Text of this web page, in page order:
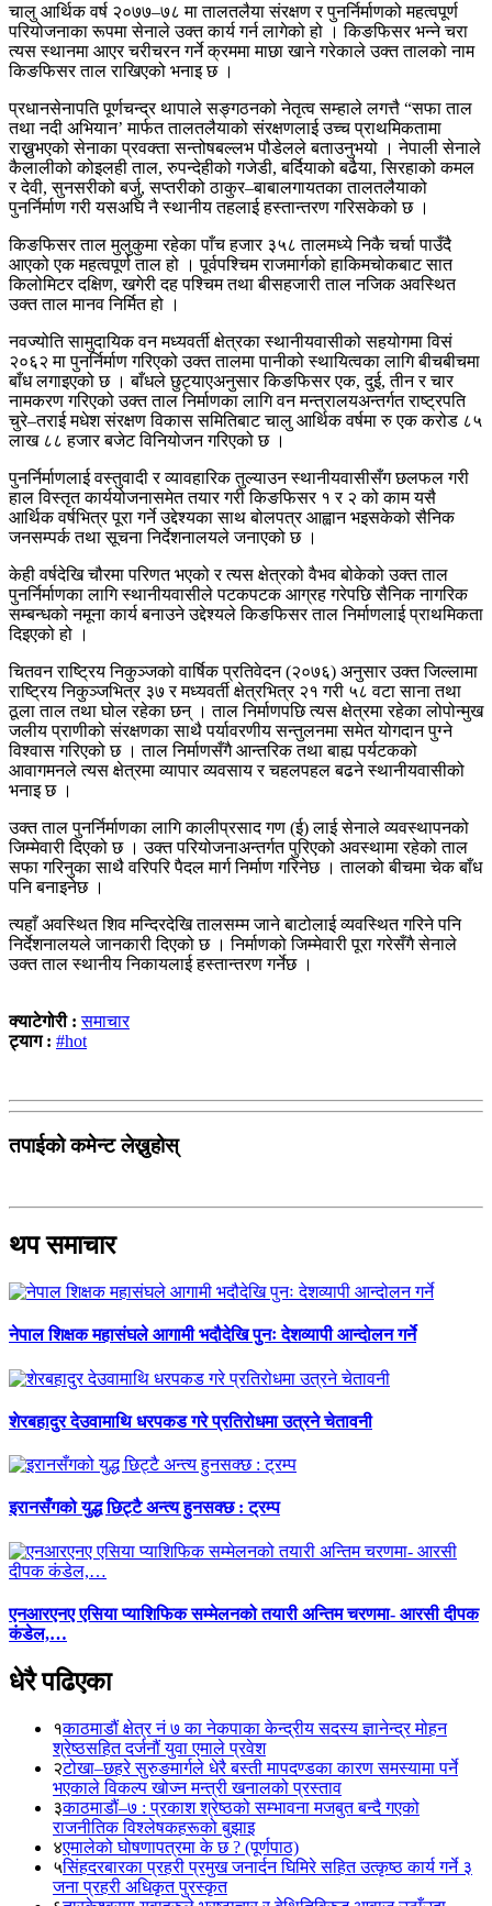
चालु आर्थिक वर्ष २०७७–७८ मा तालतलैया संरक्षण र पुनर्निर्माणको महत्वपूर्ण
परियोजनाका रूपमा सेनाले उक्त कार्य गर्न लागेको हो । किङफिसर भन्ने चरा
त्यस स्थानमा आएर चरीचरन गर्ने क्रममा माछा खाने गरेकाले उक्त तालको नाम
किङफिसर ताल राखिएको भनाइ छ ।
प्रधानसेनापति पूर्णचन्द्र थापाले सङ्गठनको नेतृत्व सम्हाले लगत्तै “सफा ताल
तथा नदी अभियान’ मार्फत तालतलैयाको संरक्षणलाई उच्च प्राथमिकतामा
राख्नुभएको सेनाका प्रवक्ता सन्तोषबल्लभ पौडेलले बताउनुभयो । नेपाली सेनाले
कैलालीको कोइलही ताल, रुपन्देहीको गजेडी, बर्दियाको बढैया, सिरहाको कमल
र देवी, सुनसरीको बर्जु, सप्तरीको ठाकुर–बाबालगायतका तालतलैयाको
पुनर्निर्माण गरी यसअघि नै स्थानीय तहलाई हस्तान्तरण गरिसकेको छ ।
किङफिसर ताल मुलुकुमा रहेका पाँच हजार ३५८ तालमध्ये निकै चर्चा पाउँदै
आएको एक महत्वपूर्ण ताल हो । पूर्वपश्चिम राजमार्गको हाकिमचोकबाट सात
किलोमिटर दक्षिण, खगेरी दह पश्चिम तथा बीसहजारी ताल नजिक अवस्थित
उक्त ताल मानव निर्मित हो ।
नवज्योति सामुदायिक वन मध्यवर्ती क्षेत्रका स्थानीयवासीको सहयोगमा विसं
२०६२ मा पुनर्निर्माण गरिएको उक्त तालमा पानीको स्थायित्वका लागि बीचबीचमा
बाँध लगाइएको छ । बाँधले छुट्याएअनुसार किङफिसर एक, दुई, तीन र चार
नामकरण गरिएको उक्त ताल निर्माणका लागि वन मन्त्रालयअन्तर्गत राष्ट्रपति
चुरे–तराई मधेश संरक्षण विकास समितिबाट चालु आर्थिक वर्षमा रु एक करोड ८५
लाख ८८ हजार बजेट विनियोजन गरिएको छ ।
पुनर्निर्माणलाई वस्तुवादी र व्यावहारिक तुल्याउन स्थानीयवासीसँग छलफल गरी
हाल विस्तृत कार्ययोजनासमेत तयार गरी किङफिसर १ र २ को काम यसै
आर्थिक वर्षभित्र पूरा गर्ने उद्देश्यका साथ बोलपत्र आह्वान भइसकेको सैनिक
जनसम्पर्क तथा सूचना निर्देशनालयले जनाएको छ ।
केही वर्षदेखि चौरमा परिणत भएको र त्यस क्षेत्रको वैभव बोकेको उक्त ताल
पुनर्निर्माणका लागि स्थानीयवासीले पटकपटक आग्रह गरेपछि सैनिक नागरिक
सम्बन्धको नमूना कार्य बनाउने उद्देश्यले किङफिसर ताल निर्माणलाई प्राथमिकता
दिइएको हो ।
चितवन राष्ट्रिय निकुञ्जको वार्षिक प्रतिवेदन (२०७६) अनुसार उक्त जिल्लामा
राष्ट्रिय निकुञ्जभित्र ३७ र मध्यवर्ती क्षेत्रभित्र २१ गरी ५८ वटा साना तथा
ठूला ताल तथा घोल रहेका छन् । ताल निर्माणपछि त्यस क्षेत्रमा रहेका लोपोन्मुख
जलीय प्राणीको संरक्षणका साथै पर्यावरणीय सन्तुलनमा समेत योगदान पुग्ने
विश्वास गरिएको छ । ताल निर्माणसँगै आन्तरिक तथा बाह्य पर्यटकको
आवागमनले त्यस क्षेत्रमा व्यापार व्यवसाय र चहलपहल बढने स्थानीयवासीको
भनाइ छ ।
उक्त ताल पुनर्निर्माणका लागि कालीप्रसाद गण (ई) लाई सेनाले व्यवस्थापनको
जिम्मेवारी दिएको छ । उक्त परियोजनाअन्तर्गत पुरिएको अवस्थामा रहेको ताल
सफा गरिनुका साथै वरिपरि पैदल मार्ग निर्माण गरिनेछ । तालको बीचमा चेक बाँध
पनि बनाइनेछ ।
त्यहाँ अवस्थित शिव मन्दिरदेखि तालसम्म जाने बाटोलाई व्यवस्थित गरिने पनि
निर्देशनालयले जानकारी दिएको छ । निर्माणको जिम्मेवारी पूरा गरेसँगै सेनाले
उक्त ताल स्थानीय निकायलाई हस्तान्तरण गर्नेछ ।
क्याटेगोरी :समाचार
ट्याग : #hot
तपाईको कमेन्ट लेख्नुहोस्
थप समाचार
नेपाल शिक्षक महासंघले आगामी भदौदेखि पुनः देशव्यापी आन्दोलन गर्ने
शेरबहादुर देउवामाथि धरपकड गरे प्रतिरोधमा उत्रने चेतावनी
इरानसँगको युद्ध छिट्टै अन्त्य हुनसक्छ : ट्रम्प
एनआरएनए एसिया प्याशिफिक सम्मेलनको तयारी अन्तिम चरणमा- आरसी दीपक
कंडेल,…
धेरै पढिएका
१काठमाडौं क्षेत्र नं ७ का नेकपाका केन्द्रीय सदस्य ज्ञानेन्द्र मोहन
श्रेष्ठसहित दर्जनौं युवा एमाले प्रवेश
२टोखा–छहरे सुरुङमार्गले धेरै बस्ती मापदण्डका कारण समस्यामा पर्ने
भएकाले विकल्प खोज्न मन्त्री खनालको प्रस्ताव
३काठमाडौं–७ : प्रकाश श्रेष्ठको सम्भावना मजबुत बन्दै गएको
राजनीतिक विश्लेषकहरूको बुझाइ
४एमालेको घोषणापत्रमा के छ ? (पूर्णपाठ)
५सिंहदरबारका प्रहरी प्रमुख जनार्दन घिमिरे सहित उत्कृष्ठ कार्य गर्ने ३
जना प्रहरी अधिकृत पुरस्कृत